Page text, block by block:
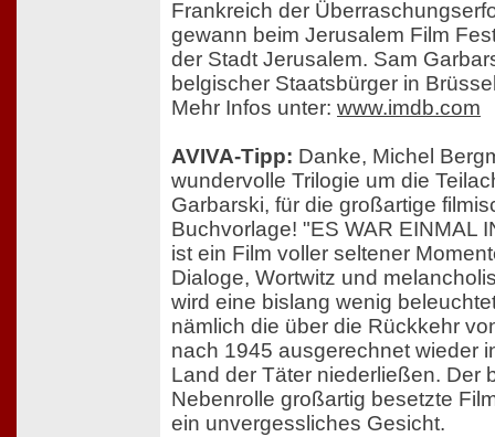
Frankreich der
gewann beim Jerusalem Film
der Stadt Jerusalem. Sam
belgischer Staatsbürger in
Mehr Infos unter: www.imdb.com
AVIVA-Tipp: Danke, Michel
wundervolle Trilogie um die
Garbarski, für die großartige
Buchvorlage! "ES WAR EINMAL
ist ein Film voller seltener
Dialoge, Wortwitz und
wird eine bislang wenig
nämlich die über die Rückkehr
nach 1945 ausgerechnet wieder
Land der Täter niederließen. Der
Nebenrolle großartig besetzte
ein unvergessliches Gesicht.